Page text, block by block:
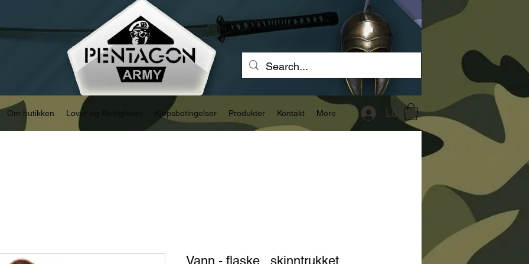
Om butikken Lover og Rettigheter Kjøpsbetingelser Produkter Kontakt More Logg inn
Vann - flaske , skinntrukket